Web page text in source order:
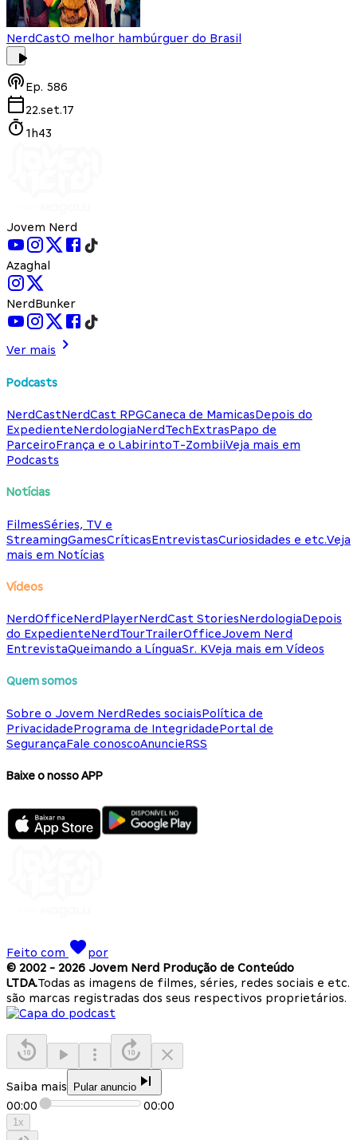
NerdCastO melhor hambúrguer do Brasil
Ep. 586
22.set.17
1h43
Jovem Nerd
Azaghal
NerdBunker
Ver mais
Podcasts
NerdCastNerdCast RPGCaneca de MamicasDepois do
ExpedienteNerdologiaNerdTechExtrasPapo de
ParceiroFrança e o LabirintoT-ZombiiVeja mais em
Podcasts
Notícias
FilmesSéries, TV e
StreamingGamesCríticasEntrevistasCuriosidades e etc.Veja
mais em Notícias
Vídeos
NerdOfficeNerdPlayerNerdCast StoriesNerdologiaDepois
do ExpedienteNerdTourTrailerOfficeJovem Nerd
EntrevistaQueimando a LínguaSr. KVeja mais em Vídeos
Quem somos
Sobre o Jovem NerdRedes sociaisPolítica de
PrivacidadePrograma de IntegridadePortal de
SegurançaFale conoscoAnuncieRSS
Baixe o nosso APP
Feito com
por
© 2002 - 2026 Jovem Nerd Produção de Conteúdo
LTDA.Todas as imagens de filmes, séries, redes sociais e etc.
são marcas registradas dos seus respectivos proprietários.
Saiba mais Pular anuncio
00:00 00:00
1x